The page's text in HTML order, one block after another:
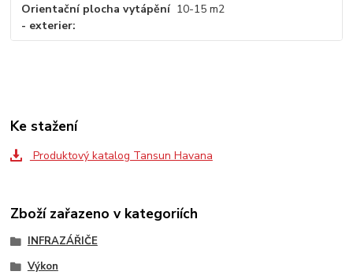
Orientační plocha vytápění
- exterier
10-15 m2
Ke stažení
Produktový katalog Tansun Havana
Zboží zařazeno v kategoriích
INFRAZÁŘIČE
Výkon